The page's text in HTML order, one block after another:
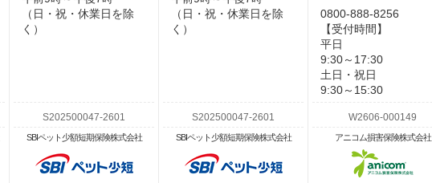
（日・祝・休業日を除
く）
SBIペット少額短期保険株式会社
（日・祝・休業日を除
く）
SBIペット少額短期保険株式会社
0800-888-8256
【受付時間】
平日
9:30～17:30
土日・祝日
9:30～15:30
アニコム損害保険株式会社